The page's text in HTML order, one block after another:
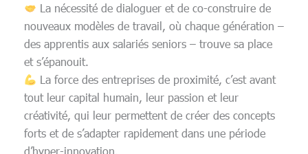
La nécessité de dialoguer et de co-construire de
nouveaux modèles de travail, où chaque génération –
des apprentis aux salariés seniors – trouve sa place
et s’épanouit.
La force des entreprises de proximité, c’est avant
tout leur capital humain, leur passion et leur
créativité, qui leur permettent de créer des concepts
forts et de s’adapter rapidement dans une période
d’hyper-innovation.